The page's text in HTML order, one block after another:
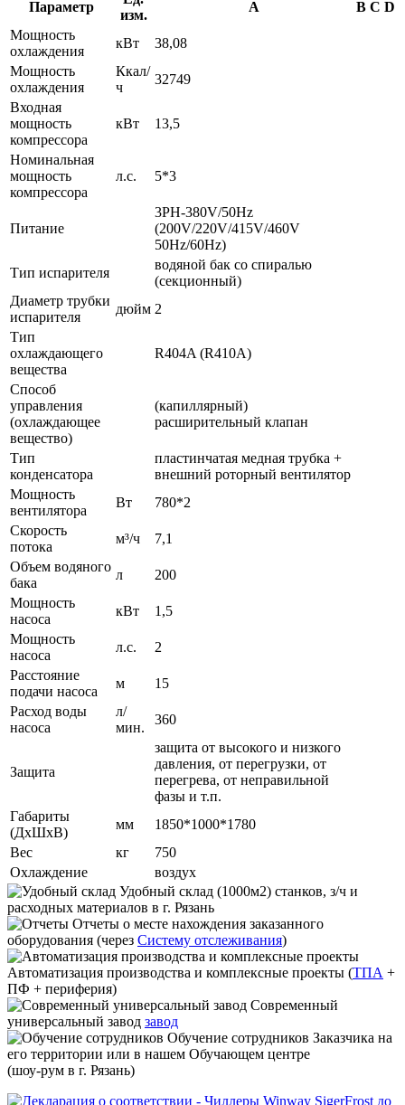
Параметр
изм.
A B C D
Мощность
охлаждения
кВт
38,08
Мощность
охлаждения
Ккал/
ч
32749
Входная
мощность
компрессора
кВт 13,5
Номинальная
мощность
компрессора
л.с. 5*3
Питание
3PH-380V/50Hz
(200V/220V/415V/460V
50Hz/60Hz)
Тип испарителя
водяной бак со спиралью
(секционный)
Диаметр трубки
испарителя
дюйм 2
Тип
охлаждающего
вещества
R404A (R410A)
Способ
управления
(охлаждающее
вещество)
(капиллярный)
расширительный клапан
Тип
конденсатора
пластинчатая медная трубка +
внешний роторный вентилятор
Мощность
вентилятора
Вт
780*2
Скорость
потока
м³/ч
7,1
Объем водяного
бака
л
200
Мощность
насоса
кВт
1,5
Мощность
насоса
л.с.
2
Расстояние
подачи насоса
м
15
Расход воды
насоса
л/
мин.
360
Защита
защита от высокого и низкого
давления, от перегрузки, от
перегрева, от неправильной
фазы и т.п.
Габариты
(ДхШхВ)
мм
1850*1000*1780
Вес
кг
750
Охлаждение
воздух
Удобный склад (1000м2) станков, з/ч и
расходных материалов в г. Рязань
Отчеты о месте нахождения заказанного
оборудования (через Систему отслеживания)
Автоматизация производства и комплексные проекты (ТПА +
ПФ + периферия)
Современный
универсальный завод завод
Обучение сотрудников Заказчика на
его территории или в нашем Обучающем центре
(шоу-рум в г. Рязань)